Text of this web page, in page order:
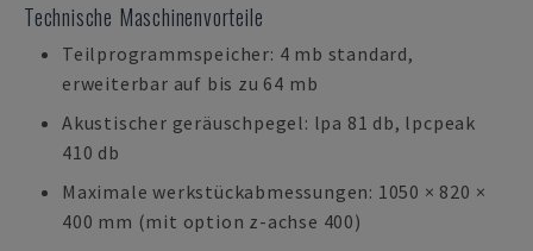
Technische Maschinenvorteile
Teilprogrammspeicher: 4 mb standard,
erweiterbar auf bis zu 64 mb
Akustischer geräuschpegel: lpa 81 db, lpcpeak
410 db
Maximale werkstückabmessungen: 1050 × 820 ×
400 mm (mit option z-achse 400)